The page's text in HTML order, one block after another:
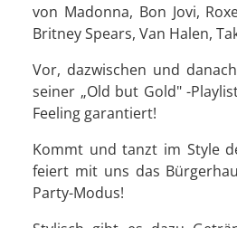
von Madonna, Bon Jovi,
Britney Spears, Van Halen,
Vor, dazwischen und
seiner „Old but Gold" -
Feeling garantiert!
Kommt und tanzt im Style
feiert mit uns das
Party-Modus!